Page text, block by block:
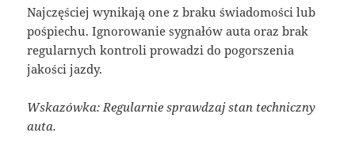
Najczęściej wynikają one z braku świadomości lub
pośpiechu. Ignorowanie sygnałów auta oraz brak
regularnych kontroli prowadzi do pogorszenia
jakości jazdy.
Wskazówka: Regularnie sprawdzaj stan techniczny
auta.